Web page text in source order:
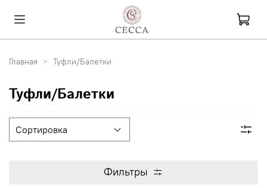
Главная Туфли/Балетки
Туфли/Балетки
Фильтры